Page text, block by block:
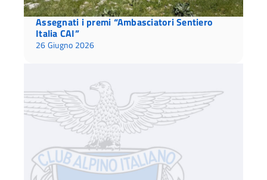
Assegnati i premi “Ambasciatori Sentiero
Italia CAI”
26 Giugno 2026